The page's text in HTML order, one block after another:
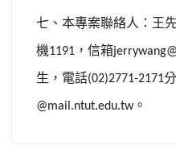
七、本專案聯絡人：王
機1191 ，信箱
生，電話(02)2771-2171
@mail.ntut.edu.tw。